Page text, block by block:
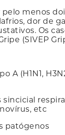
menos
dor de
Os
(SIVEP
A (H1N1,
sincicial
etc
patógenos